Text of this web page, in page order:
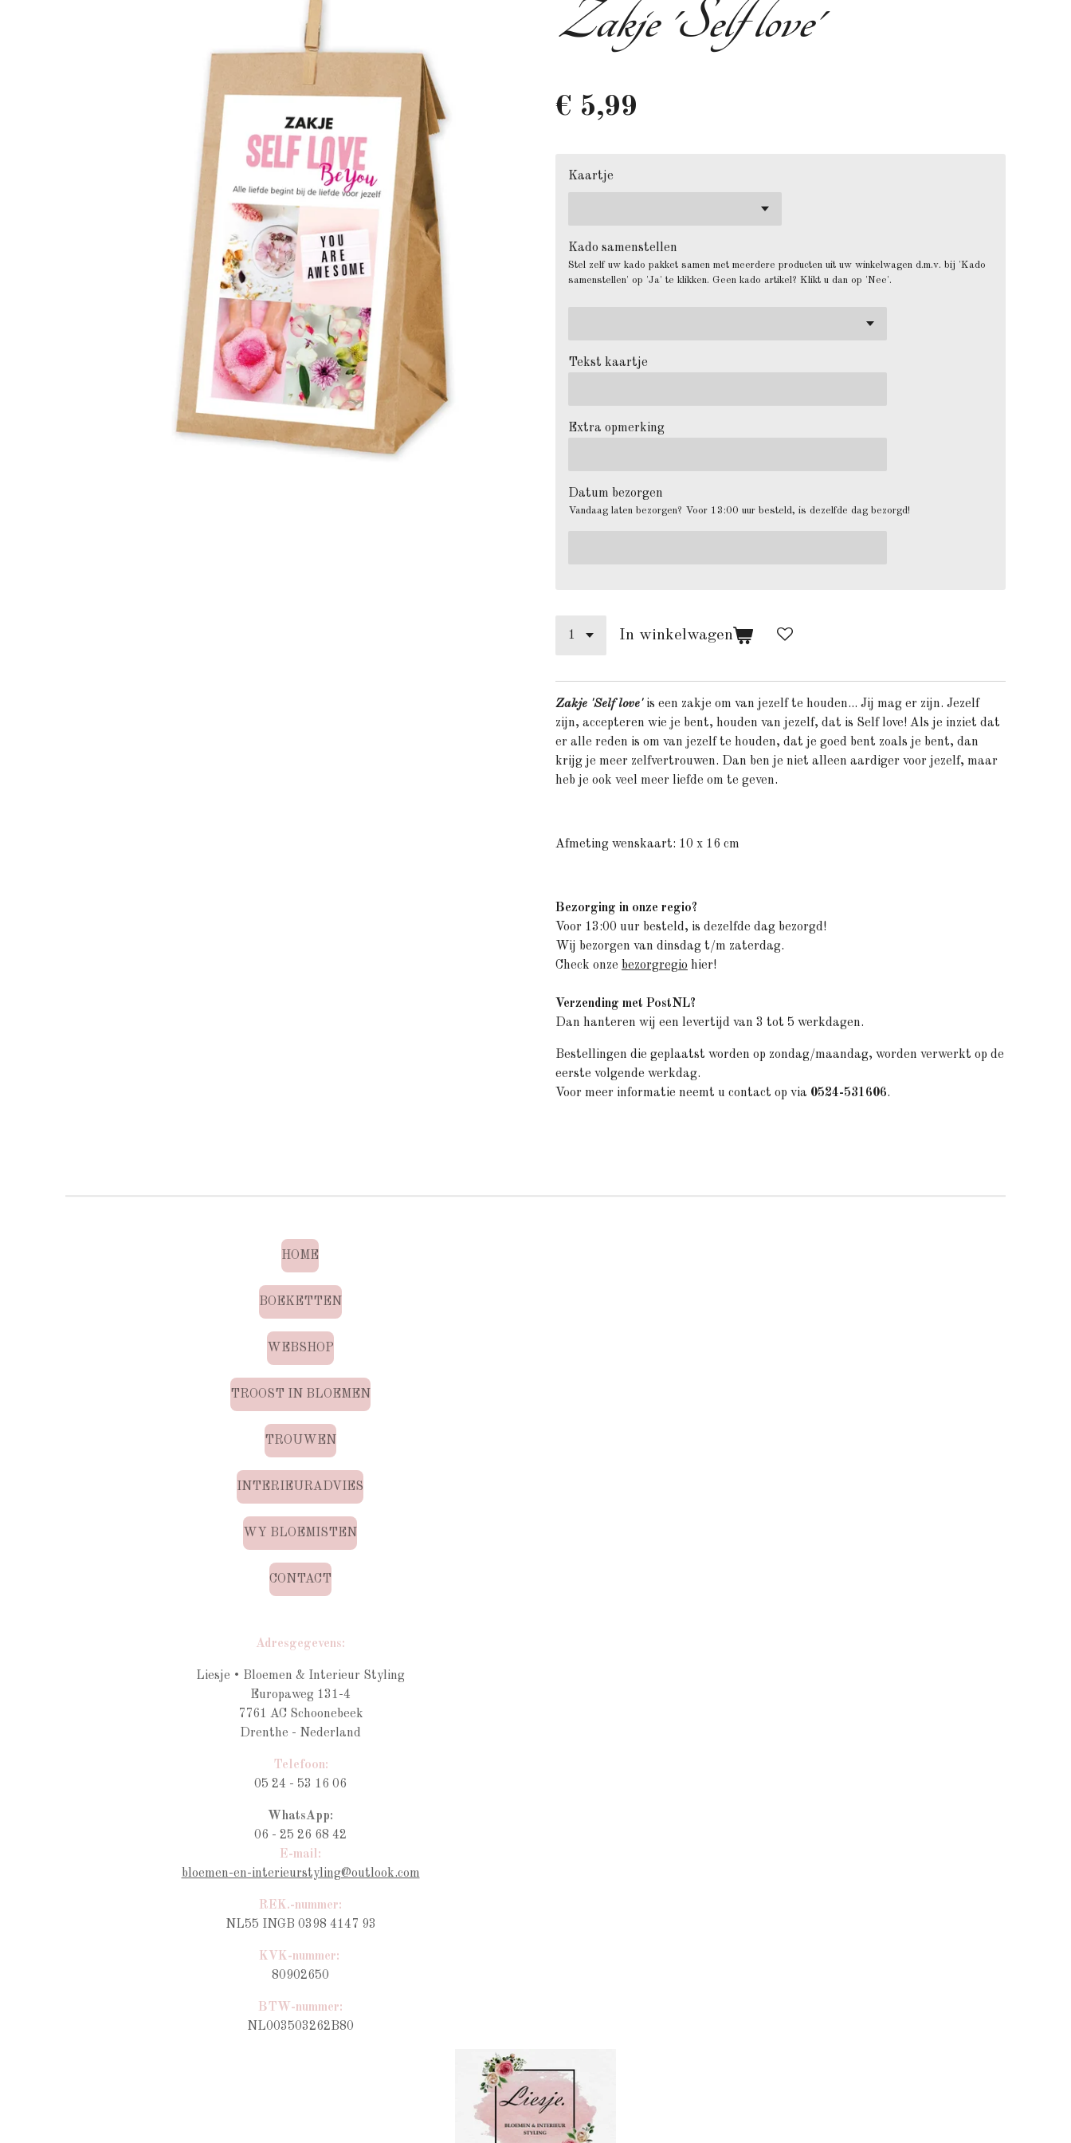
Zakje 'Self love'
€ 5,99
Kaartje
Kado samenstellen
Stel zelf uw kado pakket samen met meerdere producten uit uw winkelwagen d.m.v. bij 'Kado
samenstellen' op 'Ja' te klikken. Geen kado artikel? Klikt u dan op 'Nee'.
Tekst kaartje
Extra opmerking
Datum bezorgen
Vandaag laten bezorgen? Voor 13:00 uur besteld, is dezelfde dag bezorgd!
In winkelwagen
Zakje 'Self love' is een zakje om van jezelf te houden... Jij mag er zijn. Jezelf
zijn, accepteren wie je bent, houden van jezelf, dat is Self love! Als je inziet dat
er alle reden is om van jezelf te houden, dat je goed bent zoals je bent, dan
krijg je meer zelfvertrouwen. Dan ben je niet alleen aardiger voor jezelf, maar
heb je ook veel meer liefde om te geven.
Afmeting wenskaart: 10 x 16 cm
Bezorging in onze regio?
Voor 13:00 uur besteld, is dezelfde dag bezorgd!
Wij bezorgen van dinsdag t/m zaterdag.
Check onze bezorgregio hier!
Verzending met PostNL?
Dan hanteren wij een levertijd van 3 tot 5 werkdagen.
Bestellingen die geplaatst worden op zondag/maandag, worden verwerkt op de
eerste volgende werkdag.
Voor meer informatie neemt u contact op via 0524-531606.
HOME
BOEKETTEN
WEBSHOP
TROOST IN BLOEMEN
TROUWEN
INTERIEURADVIES
WY BLOEMISTEN
CONTACT
Adresgegevens:
Liesje • Bloemen & Interieur Styling
Europaweg 131-4
7761 AC Schoonebeek
Drenthe - Nederland
Telefoon:
05 24 - 53 16 06
WhatsApp:
06 - 25 26 68 42
E-mail:
bloemen-en-interieurstyling@outlook.com
REK.-nummer:
NL55 INGB 0398 4147 93
KVK-nummer:
80902650
BTW-nummer:
NL003503262B80